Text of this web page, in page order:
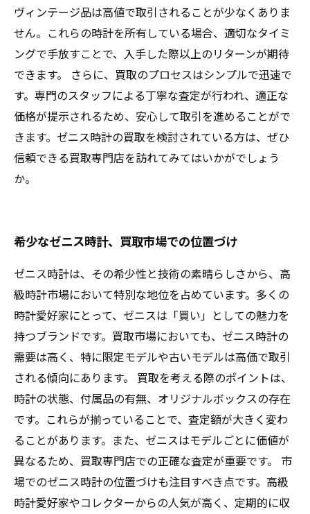
ヴィンテージ品は高値で取引されることが少なくありま
せん。これらの時計を所有している場合、適切なタイミ
ングで手放すことで、入手した際以上のリターンが期待
できます。 さらに、買取のプロセスはシンプルで迅速で
す。専門のスタッフによる丁寧な査定が行われ、適正な
価格が提示されるため、安心して取引を進めることがで
きます。ゼニス時計の買取を検討されている方は、ぜひ
信頼できる買取専門店を訪れてみてはいかがでしょう
か。
希少なゼニス時計、買取市場での位置づけ
ゼニス時計は、その希少性と技術の素晴らしさから、高
級時計市場において特別な地位を占めています。多くの
時計愛好家にとって、ゼニスは「買い」としての魅力を
持つブランドです。買取市場においても、ゼニス時計の
需要は高く、特に限定モデルや古いモデルは高価で取引
される傾向にあります。 買取を考える際のポイントは、
時計の状態、付属品の有無、オリジナルボックスの存在
です。これらが揃っていることで、査定額が大きく変わ
ることがあります。また、ゼニスはモデルごとに価値が
異なるため、買取専門店での正確な査定が重要です。 市
場でのゼニス時計の位置づけも注目すべき点です。高級
時計愛好家やコレクターからの人気が高く、定期的に収